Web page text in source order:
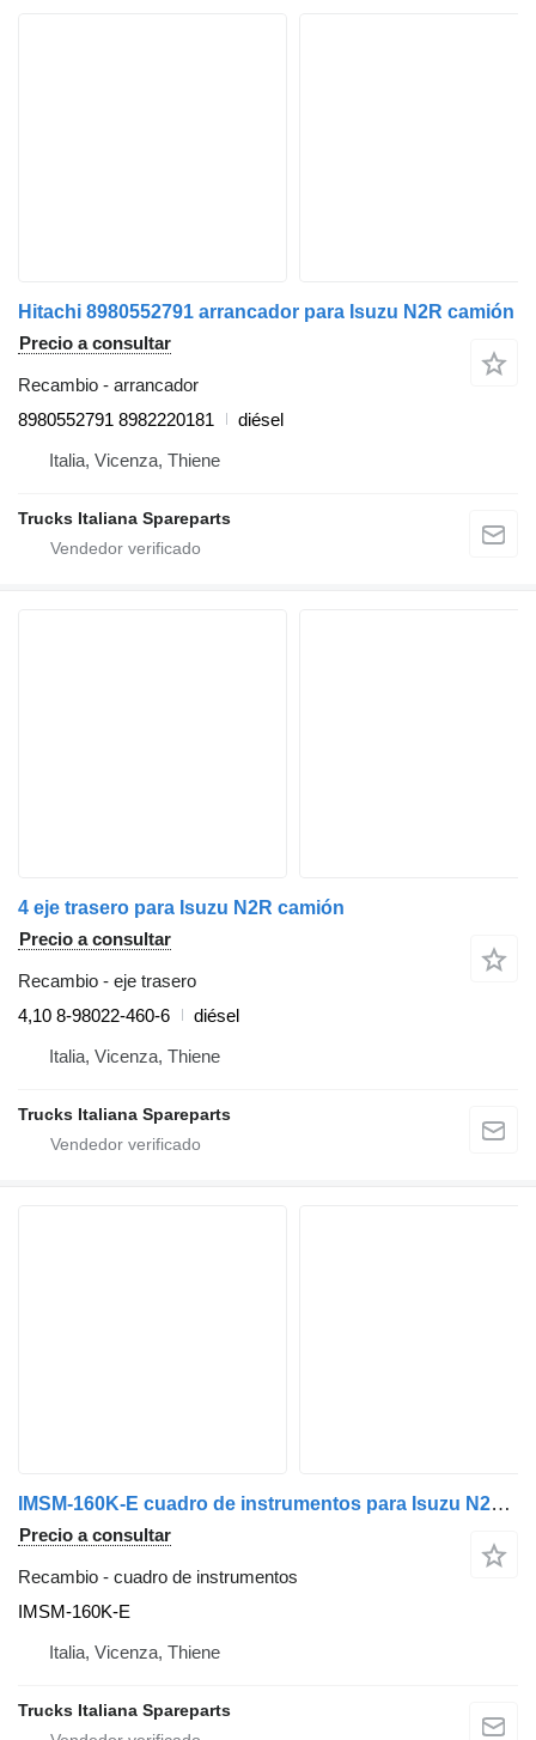
Hitachi 8980552791 arrancador para Isuzu N2R camión
Precio a consultar
Recambio - arrancador
8980552791 8982220181
diésel
Italia, Vicenza, Thiene
Trucks Italiana Spareparts
4 eje trasero para Isuzu N2R camión
Precio a consultar
Recambio - eje trasero
4,10 8-98022-460-6
diésel
Italia, Vicenza, Thiene
Trucks Italiana Spareparts
IMSM-160K-E cuadro de instrumentos para Isuzu N2R camión
Precio a consultar
Recambio - cuadro de instrumentos
IMSM-160K-E
Italia, Vicenza, Thiene
Trucks Italiana Spareparts